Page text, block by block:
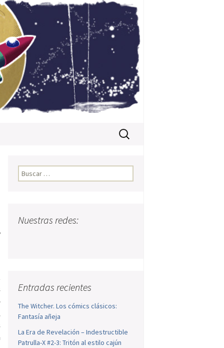
Buscar:
Buscar:
Nuestras redes:
Entradas recientes
The Witcher. Los cómics clásicos:
Fantasía añeja
La Era de Revelación – Indestructible
Patrulla-X #2-3: Tritón al estilo cajún